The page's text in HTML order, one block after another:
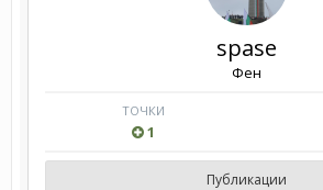
spase
Фен
ТОЧКИ
1
Публикации